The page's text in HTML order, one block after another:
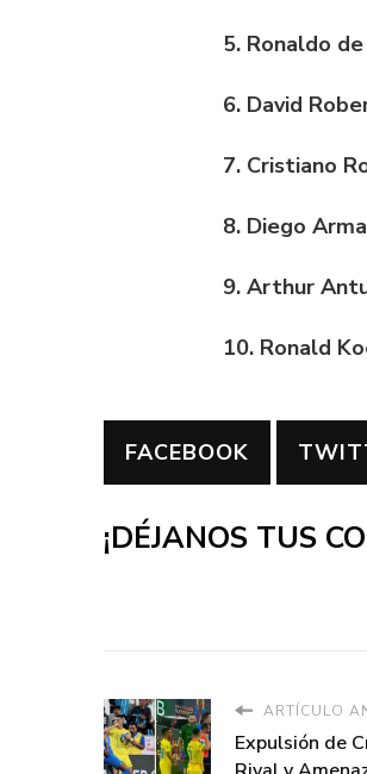
5. Ronaldo
6. David
7. Cristiano
8. Diego
9. Arthur
10. Ronald
FACEBOOK
¡DÉJANOS TUS
ARTÍCULO
Expulsión de